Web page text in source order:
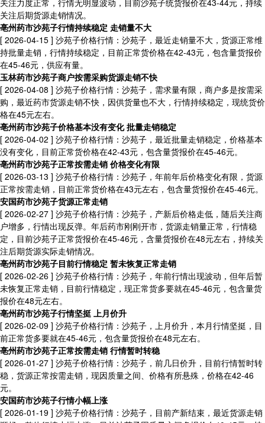
关注力度正常，行情无明显波动，目前沙苑子统货报价在43-44元，持续
关注后期货源走销情况。
亳州药市沙苑子行情持续稳定 走销量不大
[ 2026-04-15 ] 沙苑子价格行情：沙苑子，最近走销量不大，货源正常维
持批量走销，行情持续稳定，目前正常货价格在42-43元，包含量货报价
在45-46元，供应有量。
玉林药市沙苑子商户按需采购货源走销不快
[ 2026-04-08 ] 沙苑子价格行情：沙苑子，需求量有限，商户多是按需采
购，最近药市货源走销不快，因供货量也不大，行情持续稳定，现统货价
格在45元左右。
亳州药市沙苑子价格基本没有变化 批量走销稳定
[ 2026-04-02 ] 沙苑子价格行情：沙苑子，最近批量走销稳定，价格基本
没有变化，目前正常货价格在42-43元，包含量货报价在45-46元。
亳州药市沙苑子正常按需走销 价格变化有限
[ 2026-03-13 ] 沙苑子价格行情：沙苑子，年前年后价格变化有限，货源
正常按需走销，目前正常货价格在43元左右，包含量货报价在45-46元。
安国药市沙苑子货源正常走销
[ 2026-02-27 ] 沙苑子价格行情：沙苑子，产新后价格走低，随后关注商
户增多，行情出现反弹。年后药市刚刚开市，货源走销量正常，行情稳
定，目前沙苑子正常货报价在45-46元，含量货报价在48元左右，持续关
注后期货源实际走销情况。
亳州药市沙苑子目前行情稳定 暂未恢复正常走销
[ 2026-02-26 ] 沙苑子价格行情：沙苑子，年前行情出现波动，但年后暂
未恢复正常走销，目前行情稳定，现正常货多要就在45-46元，包含量货
报价在48元左右。
亳州药市沙苑子行情坚挺 上月价升
[ 2026-02-09 ] 沙苑子价格行情：沙苑子，上月价升，本月行情坚挺，目
前正常货多要就在45-46元，包含量货报价在48元左右。
亳州药市沙苑子正常按需走销 行情暂时转稳
[ 2026-01-27 ] 沙苑子价格行情：沙苑子，前几日价升，目前行情暂时转
稳，货源正常按需走销，现因质量之间、价格有所悬殊，价格在42-46
元。
安国药市沙苑子行情小幅上涨
[ 2026-01-19 ] 沙苑子价格行情：沙苑子，目前产新结束，最近货源走销